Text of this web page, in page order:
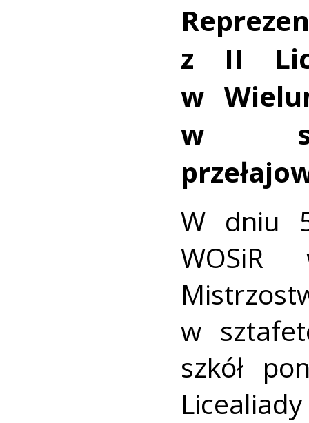
z II
w
w
W dniu
w
szkół